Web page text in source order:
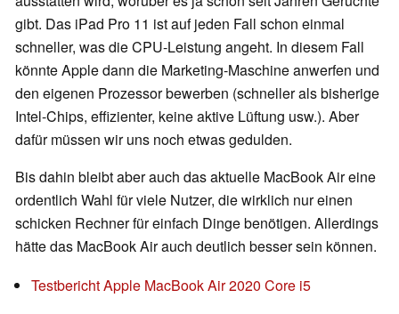
gibt. Das iPad Pro 11 ist auf jeden Fall schon einmal
schneller, was die CPU-Leistung angeht. In diesem Fall
könnte Apple dann die Marketing-Maschine anwerfen und
den eigenen Prozessor bewerben (schneller als bisherige
Intel-Chips, effizienter, keine aktive Lüftung usw.). Aber
dafür müssen wir uns noch etwas gedulden.
Bis dahin bleibt aber auch das aktuelle MacBook Air eine
ordentlich Wahl für viele Nutzer, die wirklich nur einen
schicken Rechner für einfach Dinge benötigen. Allerdings
hätte das MacBook Air auch deutlich besser sein können.
Testbericht Apple MacBook Air 2020 Core i5